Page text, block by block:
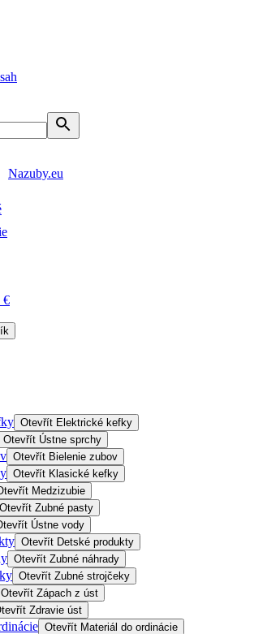
Nazuby.eu
€
Otevřít Elektrické kefky
Otevřít Ústne sprchy
Otevřít Bielenie zubov
Otevřít Klasické kefky
Medzizubie
Otevřít Zubné pasty
Ústne vody
Otevřít Detské produkty
Otevřít Zubné náhrady
Otevřít Zubné strojčeky
Otevřít Zápach z úst
Zdravie úst
Otevřít Materiál do ordinácie